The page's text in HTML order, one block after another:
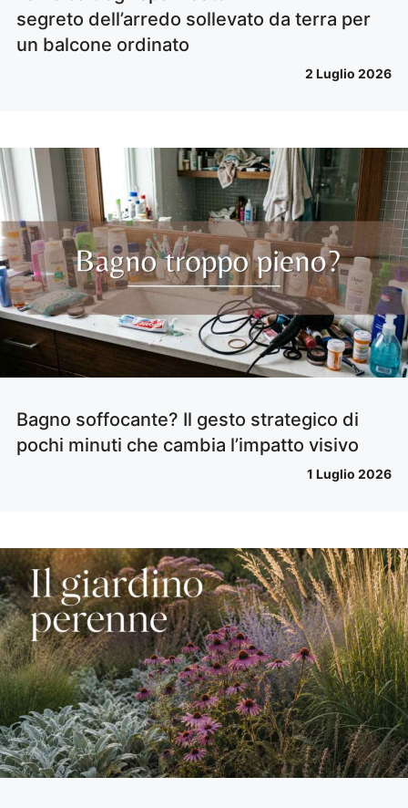
segreto dell’arredo sollevato da terra per
un balcone ordinato
2 Luglio 2026
Bagno soffocante? Il gesto strategico di
pochi minuti che cambia l’impatto visivo
1 Luglio 2026